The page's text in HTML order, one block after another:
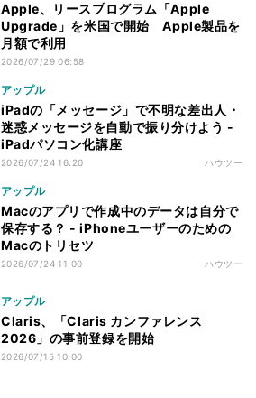
Apple、リースプログラム「Apple
Upgrade」を米国で開始 Apple製品を
月額で利用
2026/07/29 06:58
アップル
iPadの「メッセージ」で不明な差出人・
迷惑メッセージを自動で振り分けよう -
iPadパソコン化講座
2026/07/24 16:20 ハウツー
アップル
Macのアプリで作成中のデータは自分で
保存する？ - iPhoneユーザーのための
Macのトリセツ
2026/07/24 11:00 ハウツー
アップル
Claris、「Claris カンファレンス
2026」の事前登録を開始
2026/07/15 10:00